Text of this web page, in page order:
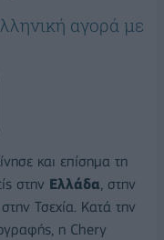
αγορά με
και επίσημα τη
στην Ελλάδα, στην
Τσεχία. Κατά την
η Chery